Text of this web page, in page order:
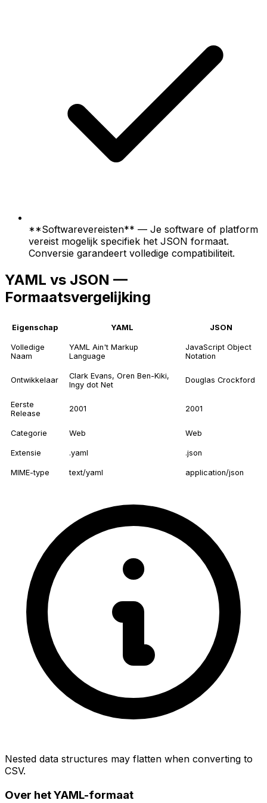
**Softwarevereisten** — Je software of platform
vereist mogelijk specifiek het JSON formaat.
Conversie garandeert volledige compatibiliteit.
YAML vs JSON —
Formaatsvergelijking
Eigenschap YAML JSON
Volledige
Naam
YAML Ain't Markup
Language
JavaScript Object
Notation
Ontwikkelaar
Clark Evans, Oren Ben-Kiki,
Ingy dot Net
Douglas Crockford
Eerste
Release
2001 2001
Categorie Web Web
Extensie .yaml .json
MIME-type text/yaml application/json
Nested data structures may flatten when converting to
CSV.
Over het YAML-formaat